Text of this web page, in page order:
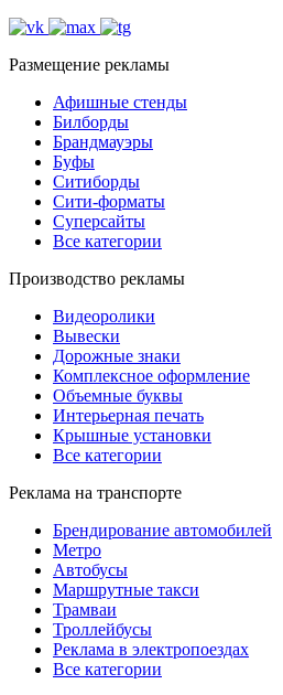
Размещение рекламы
Афишные стенды
Билборды
Брандмауэры
Буфы
Ситиборды
Сити-форматы
Суперсайты
Все категории
Производство рекламы
Видеоролики
Вывески
Дорожные знаки
Комплексное оформление
Объемные буквы
Интерьерная печать
Крышные установки
Все категории
Реклама на транспорте
Брендирование автомобилей
Метро
Автобусы
Маршрутные такси
Трамваи
Троллейбусы
Реклама в электропоездах
Все категории